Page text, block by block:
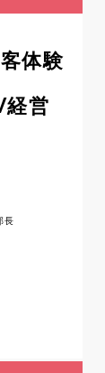
体験
経営
長